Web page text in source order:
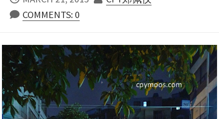
DATE
COMMENTS: 0